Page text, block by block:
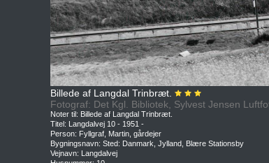
Billede af Langdal Trinbræt.
Fotograf: Det Kgl. Bibliotek, Sylvest Jensen
Noter til: Billede af Langdal Trinbræt.
Titel: Langdalvej 10 - 1951 -
Person: Fyllgraf, Martin, gårdejer
Bygningsnavn: Sted: Danmark, Jylland, Blære Stationsby
Vejnavn: Langdalvej